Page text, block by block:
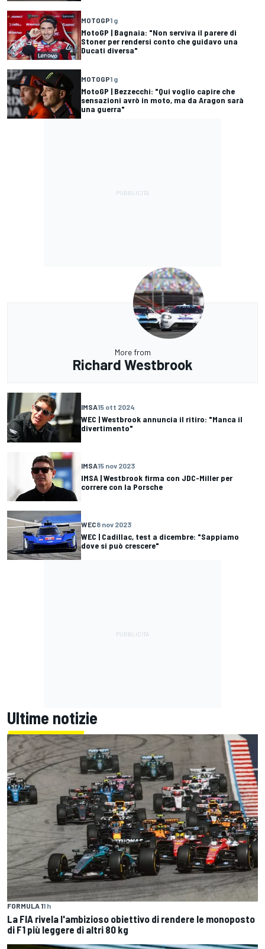
MOTOGP1 g
MotoGP | Bagnaia: "Non serviva il parere di
Stoner per rendersi conto che guidavo una
Ducati diversa"
MOTOGP1 g
MotoGP | Bezzecchi: "Qui voglio capire che
sensazioni avrò in moto, ma da Aragon sarà
una guerra"
More from
Richard Westbrook
IMSA15 ott 2024
WEC | Westbrook annuncia il ritiro: "Manca il
divertimento"
IMSA15 nov 2023
IMSA | Westbrook firma con JDC-Miller per
correre con la Porsche
WEC8 nov 2023
WEC | Cadillac, test a dicembre: "Sappiamo
dove si può crescere"
Ultime notizie
FORMULA 11 h
La FIA rivela l'ambizioso obiettivo di rendere le monoposto
di F1 più leggere di altri 80 kg